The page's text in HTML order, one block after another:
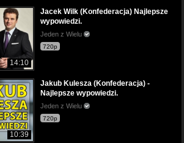
14:10
Jacek Wilk (Konfederacja) Najlepsze
wypowiedzi.
Jeden z Wielu
720p
10:39
Jakub Kulesza (Konfederacja) -
Najlepsze wypowiedzi.
Jeden z Wielu
720p